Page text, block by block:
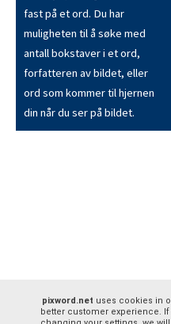
fast på et ord. Du har
muligheten til å søke med
antall bokstaver i et ord,
forfatteren av bildet, eller
ord som kommer til hjernen
din når du ser på bildet.
pixword.net uses cookies in
better customer experience.